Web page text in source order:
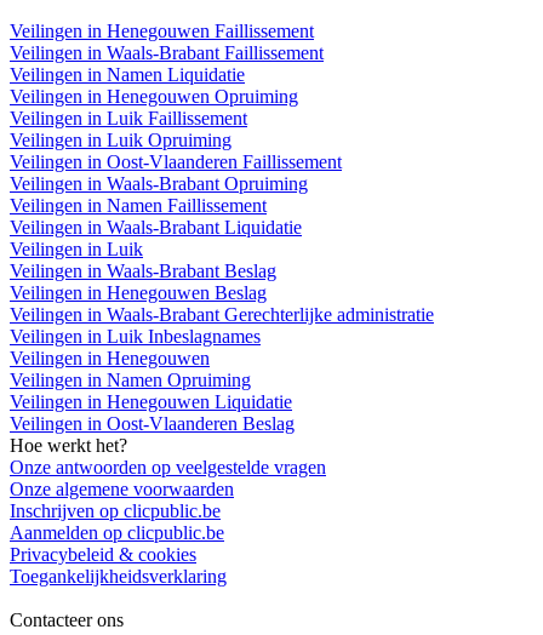
Veilingen in Henegouwen Faillissement
Veilingen in Waals-Brabant Faillissement
Veilingen in Namen Liquidatie
Veilingen in Henegouwen Opruiming
Veilingen in Luik Faillissement
Veilingen in Luik Opruiming
Veilingen in Oost-Vlaanderen Faillissement
Veilingen in Waals-Brabant Opruiming
Veilingen in Namen Faillissement
Veilingen in Waals-Brabant Liquidatie
Veilingen in Luik
Veilingen in Waals-Brabant Beslag
Veilingen in Henegouwen Beslag
Veilingen in Waals-Brabant Gerechterlijke administratie
Veilingen in Luik Inbeslagnames
Veilingen in Henegouwen
Veilingen in Namen Opruiming
Veilingen in Henegouwen Liquidatie
Veilingen in Oost-Vlaanderen Beslag
Hoe werkt het?
Onze antwoorden op veelgestelde vragen
Onze algemene voorwaarden
Inschrijven op clicpublic.be
Aanmelden op clicpublic.be
Privacybeleid & cookies
Toegankelijkheidsverklaring
Contacteer ons